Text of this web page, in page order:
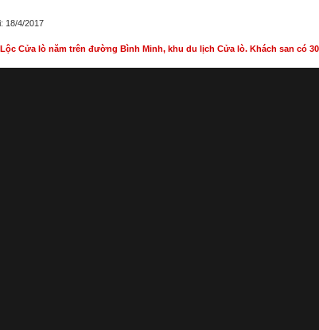
18/4/2017
Cửa lò năm trên đường Bình Minh, khu du lịch Cửa lò. Khách san có